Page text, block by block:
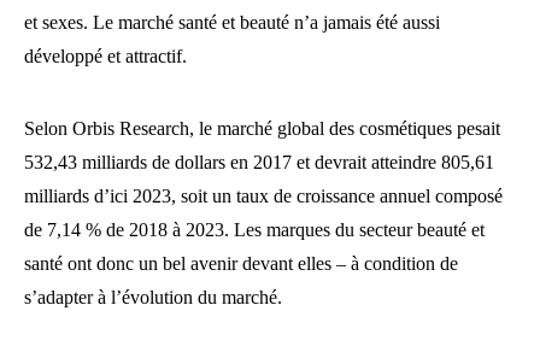
et sexes. Le marché santé et beauté n’a jamais été aussi
développé et attractif.
Selon Orbis Research, le marché global des cosmétiques pesait
532,43 milliards de dollars en 2017 et devrait atteindre 805,61
milliards d’ici 2023, soit un taux de croissance annuel composé
de 7,14 % de 2018 à 2023. Les marques du secteur beauté et
santé ont donc un bel avenir devant elles – à condition de
s’adapter à l’évolution du marché.